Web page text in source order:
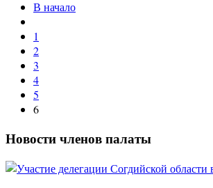
В начало
1
2
3
4
5
6
Новости членов палаты